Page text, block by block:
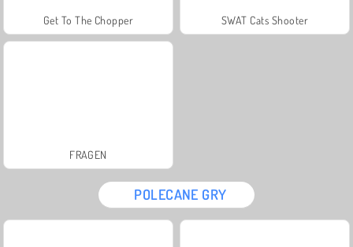
Get To The Chopper SWAT Cats Shooter
FRAGEN
POLECANE GRY